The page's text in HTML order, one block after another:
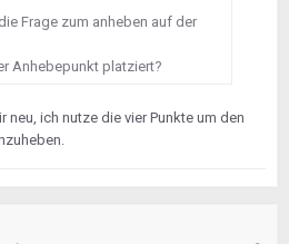
Frage zum anheben auf der
Anhebepunkt platziert?
neu, ich nutze die vier Punkte um den